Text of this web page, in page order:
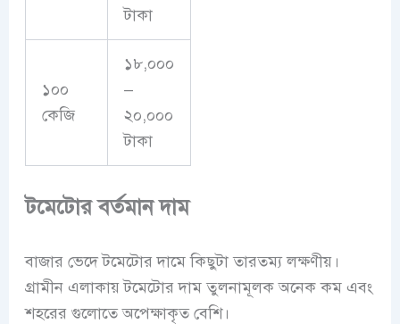
টাকা
১০০
কেজি
১৮,০০০
–
২০,০০০
টাকা
টমেটোর বর্তমান দাম
বাজার ভেদে টমেটোর দামে কিছুটা তারতম্য লক্ষণীয়।
গ্রামীন এলাকায় টমেটোর দাম তুলনামূলক অনেক কম এবং
শহরের গুলোতে অপেক্ষাকৃত বেশি।